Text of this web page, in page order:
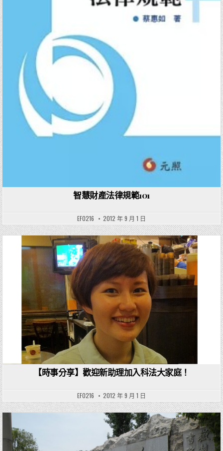
智慧財產法律規範101
EF0216 2012 年 9 月 1 日
Posted in
【時事分享】歡迎新助理加入科法大家庭！
EF0216 2012 年 9 月 1 日